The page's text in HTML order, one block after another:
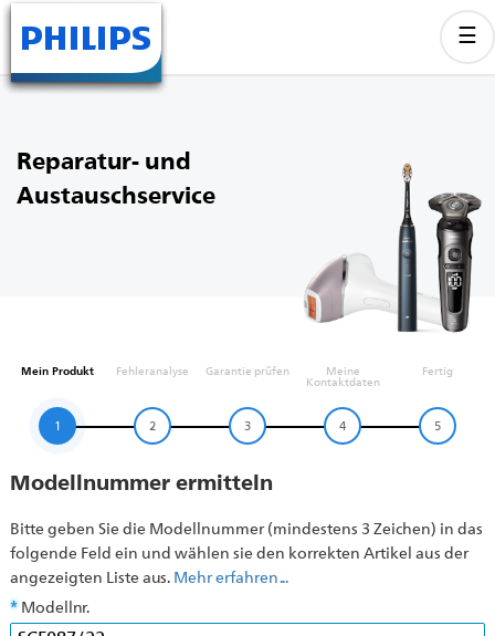
Reparatur- und
Austauschservice
Mein Produkt
1
Fehleranalyse
2
Garantie prüfen
3
Meine
Kontaktdaten
4
Fertig
5
Modellnummer ermitteln
Bitte geben Sie die Modellnummer (mindestens 3 Zeichen) in das
folgende Feld ein und wählen sie den korrekten Artikel aus der
angezeigten Liste aus.Mehr erfahren ...
Modellnr.